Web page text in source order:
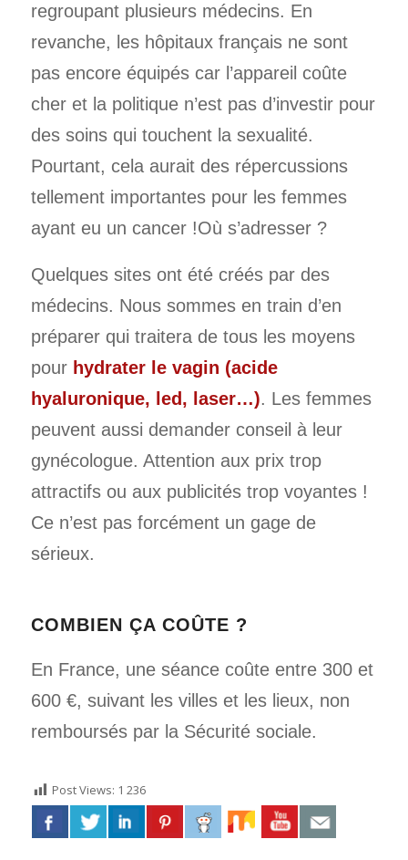
regroupant plusieurs médecins. En
revanche, les hôpitaux français ne sont
pas encore équipés car l’appareil coûte
cher et la politique n’est pas d’investir pour
des soins qui touchent la sexualité.
Pourtant, cela aurait des répercussions
tellement importantes pour les femmes
ayant eu un cancer !Où s’adresser ?
Quelques sites ont été créés par des
médecins. Nous sommes en train d’en
préparer qui traitera de tous les moyens
pour hydrater le vagin (acide
hyaluronique, led, laser…). Les femmes
peuvent aussi demander conseil à leur
gynécologue. Attention aux prix trop
attractifs ou aux publicités trop voyantes !
Ce n’est pas forcément un gage de
sérieux.
COMBIEN ÇA COÛTE ?
En France, une séance coûte entre 300 et
600 €, suivant les villes et les lieux, non
remboursés par la Sécurité sociale.
Post Views: 1 236